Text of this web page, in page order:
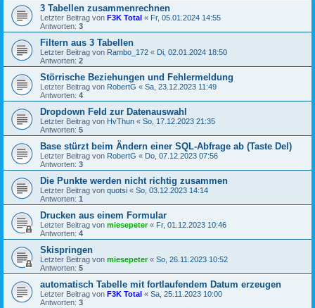
3 Tabellen zusammenrechnen
Letzter Beitrag von F3K Total « Fr, 05.01.2024 14:55
Antworten: 3
Filtern aus 3 Tabellen
Letzter Beitrag von Rambo_172 « Di, 02.01.2024 18:50
Antworten: 2
Störrische Beziehungen und Fehlermeldung
Letzter Beitrag von RobertG « Sa, 23.12.2023 11:49
Antworten: 4
Dropdown Feld zur Datenauswahl
Letzter Beitrag von HvThun « So, 17.12.2023 21:35
Antworten: 5
Base stürzt beim Ändern einer SQL-Abfrage ab (Taste Del)
Letzter Beitrag von RobertG « Do, 07.12.2023 07:56
Antworten: 3
Die Punkte werden nicht richtig zusammen
Letzter Beitrag von quotsi « So, 03.12.2023 14:14
Antworten: 1
Drucken aus einem Formular
Letzter Beitrag von miesepeter« Fr, 01.12.2023 10:46
Antworten: 4
Skispringen
Letzter Beitrag von miesepeter« So, 26.11.2023 10:52
Antworten: 5
automatisch Tabelle mit fortlaufendem Datum erzeugen
Letzter Beitrag von F3K Total « Sa, 25.11.2023 10:00
Antworten: 3